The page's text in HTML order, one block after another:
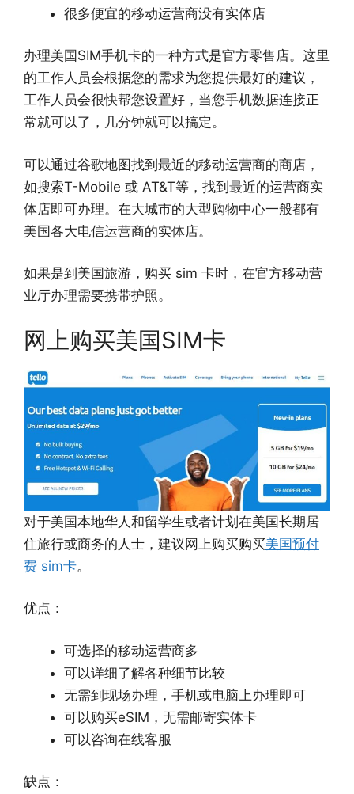
很多便宜的移动运营商没有实体店
办理美国SIM手机卡的一种方式是官方零售店。这里
的工作人员会根据您的需求为您提供最好的建议，
工作人员会很快帮您设置好，当您手机数据连接正
常就可以了，几分钟就可以搞定。
可以通过谷歌地图找到最近的移动运营商的商店，
如搜索T-Mobile 或 AT&T等，找到最近的运营商实
体店即可办理。在大城市的大型购物中心一般都有
美国各大电信运营商的实体店。
如果是到美国旅游，购买 sim 卡时，在官方移动营
业厅办理需要携带护照。
网上购买美国SIM卡
对于美国本地华人和留学生或者计划在美国长期居
住旅行或商务的人士，建议网上购买购买美国预付
费 sim卡。
优点：
可选择的移动运营商多
可以详细了解各种细节比较
无需到现场办理，手机或电脑上办理即可
可以购买eSIM，无需邮寄实体卡
可以咨询在线客服
缺点：